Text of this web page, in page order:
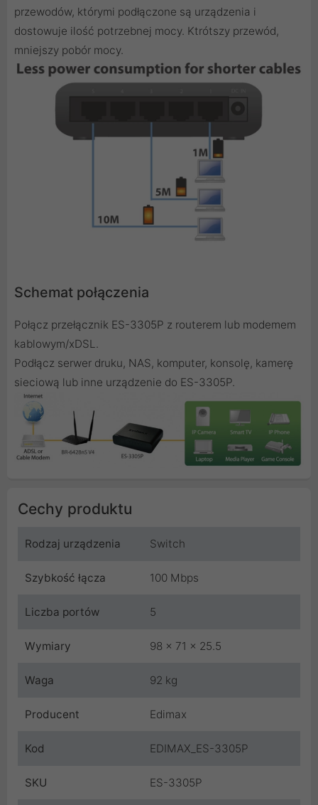
przewodów, którymi podłączone są urządzenia i
dostowuje ilość potrzebnej mocy. Ktrótszy przewód,
mniejszy pobór mocy.
Schemat połączenia
Połącz przełącznik ES-3305P z routerem lub modemem
kablowym/xDSL.
Podłącz serwer druku, NAS, komputer, konsolę, kamerę
sieciową lub inne urządzenie do ES-3305P.
Cechy produktu
Rodzaj urządzenia Switch
Szybkość łącza 100 Mbps
Liczba portów 5
Wymiary 98 x 71 x 25.5
Waga 92 kg
Producent Edimax
Kod EDIMAX_ES-3305P
SKU ES-3305P